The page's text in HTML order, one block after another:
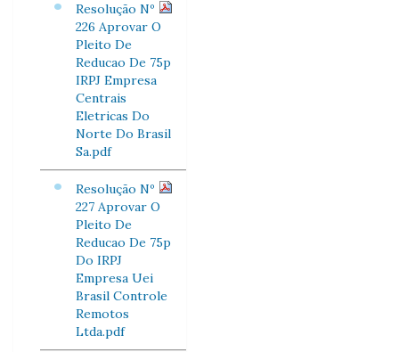
Resolução Nº
226 Aprovar O
Pleito De
Reducao De 75p
IRPJ Empresa
Centrais
Eletricas Do
Norte Do Brasil
Sa.pdf
Resolução Nº
227 Aprovar O
Pleito De
Reducao De 75p
Do IRPJ
Empresa Uei
Brasil Controle
Remotos
Ltda.pdf